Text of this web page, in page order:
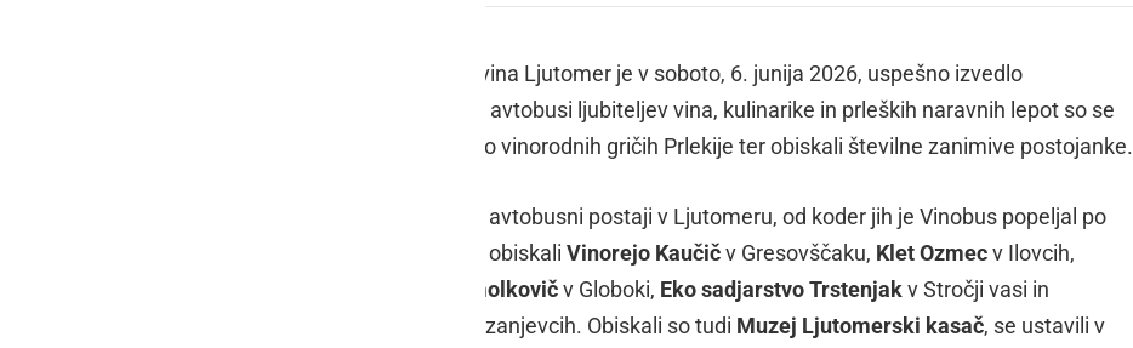
Društvo vinogradnikov in ljubiteljev vina Ljutomer je v soboto, 6. junija 2026, uspešno izvedlo
. Trije avtobusi ljubiteljev vina, kulinarike in prleških naravnih lepot so se
podali na nepozabno popotovanje po vinorodnih gričih Prlekije ter obiskali številne zanimive postojanke.
Udeleženci so se ob 12. uri zbrali na avtobusni postaji v Ljutomeru, od koder jih je Vinobus popeljal po
slikovitih prleških cestah. Na poti so obiskali Vinorejo Kaučičv Gresovščaku, Klet Ozmecv Ilovcih,
Družinsko kmetijo Altum – vina Smolkovičv Globoki, Eko sadjarstvo Trstenjakv Stročji vasi in
v Cezanjevcih. Obiskali so tudi Muzej Ljutomerski kasač, se ustavili v